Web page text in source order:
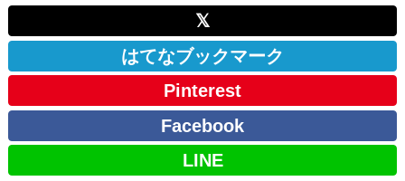
𝕏
はてなブックマーク
Pinterest
Facebook
LINE